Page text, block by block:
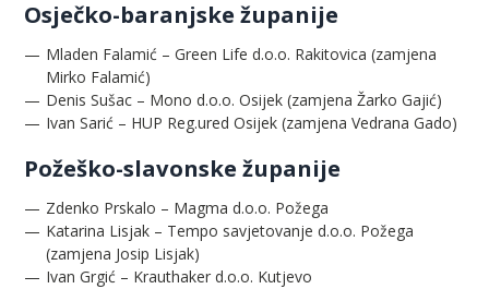
Osječko-baranjske županije
Mladen Falamić – Green Life d.o.o. Rakitovica (zamjena
Mirko Falamić)
Denis Sušac – Mono d.o.o. Osijek (zamjena Žarko Gajić)
Ivan Sarić – HUP Reg.ured Osijek (zamjena Vedrana Gado)
Požeško-slavonske županije
Zdenko Prskalo – Magma d.o.o. Požega
Katarina Lisjak – Tempo savjetovanje d.o.o. Požega
(zamjena Josip Lisjak)
Ivan Grgić – Krauthaker d.o.o. Kutjevo